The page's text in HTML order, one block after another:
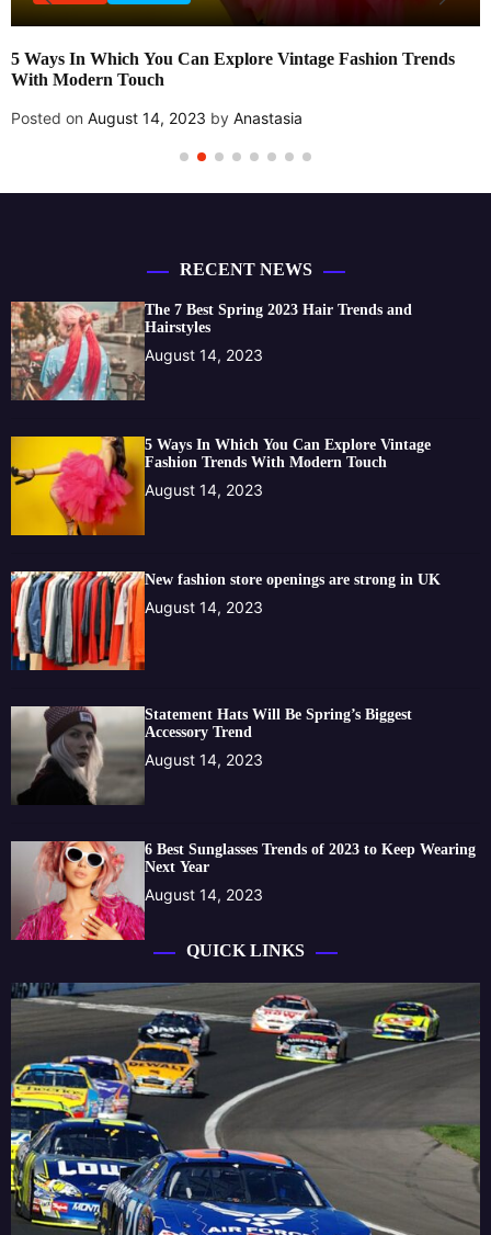
5 Ways In Which You Can Explore Vintage Fashion Trends
With Modern Touch
Posted on August 14, 2023 by Anastasia
RECENT NEWS
The 7 Best Spring 2023 Hair Trends and
Hairstyles
August 14, 2023
5 Ways In Which You Can Explore Vintage
Fashion Trends With Modern Touch
August 14, 2023
New fashion store openings are strong in UK
August 14, 2023
Statement Hats Will Be Spring’s Biggest
Accessory Trend
August 14, 2023
6 Best Sunglasses Trends of 2023 to Keep Wearing
Next Year
August 14, 2023
QUICK LINKS